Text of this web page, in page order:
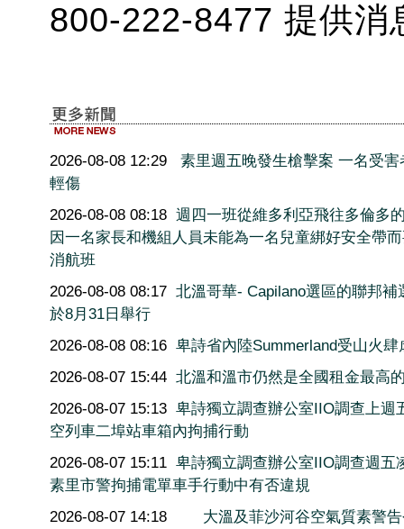
800-222-8477 提供消
2026-08-08 12:29
素里週五晚發生槍擊案 一名受害
輕傷
2026-08-08 08:18 週四一班從維多利亞飛往多倫多
因一名家長和機組人員未能為一名兒童綁好安全帶
消航班
2026-08-08 08:17 北溫哥華- Capilano選區的聯邦補
於8月31日舉行
2026-08-08 08:16 卑詩省內陸Summerland受山火肆
2026-08-07 15:44 北溫和溫市仍然是全國租金最高
2026-08-07 15:13 卑詩獨立調查辦公室IIO調查上週
空列車二埠站車箱內拘捕行動
2026-08-07 15:11 卑詩獨立調查辦公室IIO調查週五
素里市警拘捕電單車手行動中有否違規
2026-08-07 14:18
大溫及菲沙河谷空氣質素警